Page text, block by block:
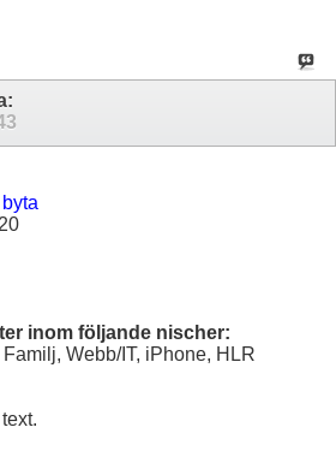
inom följande nischer:
Webb/IT, iPhone, HLR